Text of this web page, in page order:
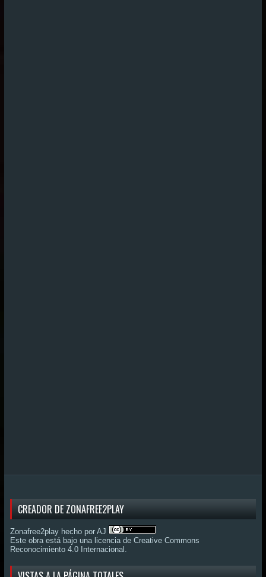
CREADOR DE ZONAFREE2PLAY
Zonafree2play hecho por AJ
Este obra está bajo una licencia de Creative Commons
Reconocimiento 4.0 Internacional